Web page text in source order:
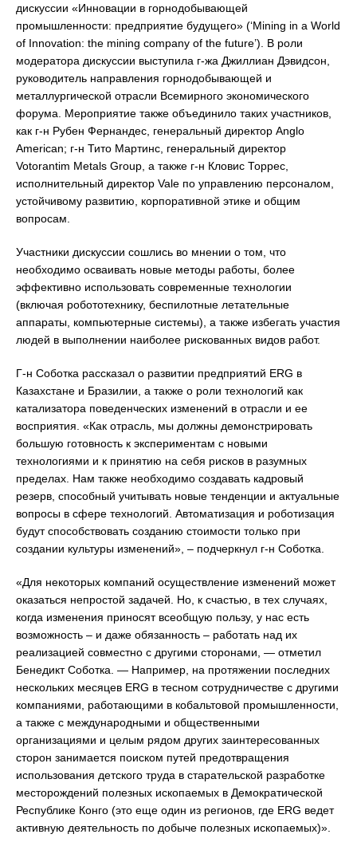
дискуссии «Инновации в горнодобывающей
промышленности: предприятие будущего» (‘Mining in a World
of Innovation: the mining company of the future’). В роли
модератора дискуссии выступила г-жа Джиллиан Дэвидсон,
руководитель направления горнодобывающей и
металлургической отрасли Всемирного экономического
форума. Мероприятие также объединило таких участников,
как г-н Рубен Фернандес, генеральный директор Anglo
American; г-н Тито Мартинс, генеральный директор
Votorantim Metals Group, а также г-н Кловис Торрес,
исполнительный директор Vale по управлению персоналом,
устойчивому развитию, корпоративной этике и общим
вопросам.
Участники дискуссии сошлись во мнении о том, что
необходимо осваивать новые методы работы, более
эффективно использовать современные технологии
(включая робототехнику, беспилотные летательные
аппараты, компьютерные системы), а также избегать участия
людей в выполнении наиболее рискованных видов работ.
Г-н Соботка рассказал о развитии предприятий ERG в
Казахстане и Бразилии, а также о роли технологий как
катализатора поведенческих изменений в отрасли и ее
восприятия. «Как отрасль, мы должны демонстрировать
большую готовность к экспериментам с новыми
технологиями и к принятию на себя рисков в разумных
пределах. Нам также необходимо создавать кадровый
резерв, способный учитывать новые тенденции и актуальные
вопросы в сфере технологий. Автоматизация и роботизация
будут способствовать созданию стоимости только при
создании культуры изменений», – подчеркнул г-н Соботка.
«Для некоторых компаний осуществление изменений может
оказаться непростой задачей. Но, к счастью, в тех случаях,
когда изменения приносят всеобщую пользу, у нас есть
возможность – и даже обязанность – работать над их
реализацией совместно с другими сторонами, — отметил
Бенедикт Соботка. — Например, на протяжении последних
нескольких месяцев ERG в тесном сотрудничестве с другими
компаниями, работающими в кобальтовой промышленности,
а также с международными и общественными
организациями и целым рядом других заинтересованных
сторон занимается поиском путей предотвращения
использования детского труда в старательской разработке
месторождений полезных ископаемых в Демократической
Республике Конго (это еще один из регионов, где ERG ведет
активную деятельность по добыче полезных ископаемых)».